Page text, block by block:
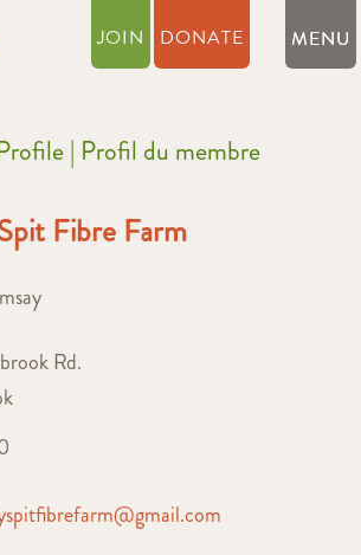
JOIN DONATE
| Profil du membre
Fibre Farm
Rd.